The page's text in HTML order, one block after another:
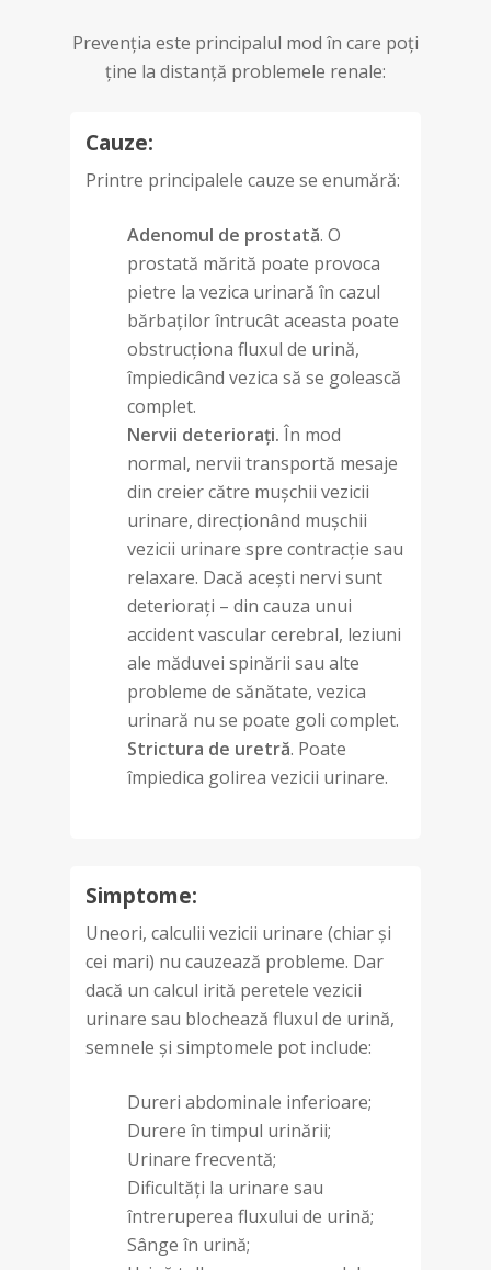
Prevenția este principalul mod în care poți
ține la distanță problemele renale:
Cauze:
Printre principalele cauze se enumără:
Adenomul de prostată. O
prostată mărită poate provoca
pietre la vezica urinară în cazul
bărbaților întrucât aceasta poate
obstrucționa fluxul de urină,
împiedicând vezica să se golească
complet.
Nervii deteriorați. În mod
normal, nervii transportă mesaje
din creier către mușchii vezicii
urinare, direcționând mușchii
vezicii urinare spre contracție sau
relaxare. Dacă acești nervi sunt
deteriorați – din cauza unui
accident vascular cerebral, leziuni
ale măduvei spinării sau alte
probleme de sănătate, vezica
urinară nu se poate goli complet.
Strictura de uretră. Poate
împiedica golirea vezicii urinare.
Simptome:
Uneori, calculii vezicii urinare (chiar și
cei mari) nu cauzează probleme. Dar
dacă un calcul irită peretele vezicii
urinare sau blochează fluxul de urină,
semnele și simptomele pot include:
Dureri abdominale inferioare;
Durere în timpul urinării;
Urinare frecventă;
Dificultăți la urinare sau
întreruperea fluxului de urină;
Sânge în urină;